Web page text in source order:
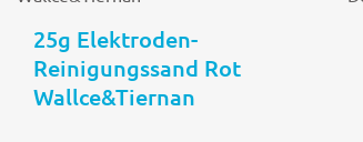
25g Elektroden-
Reinigungssand Rot
Wallce&Tiernan